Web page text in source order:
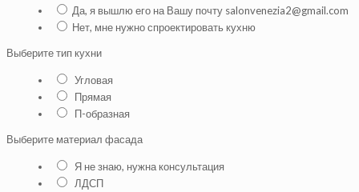
Да, я вышлю его на Вашу почту salonvenezia2@gmail.com
Нет, мне нужно спроектировать кухню
Выберите тип кухни
Угловая
Прямая
П-образная
Выберите материал фасада
Я не знаю, нужна консультация
ЛДСП